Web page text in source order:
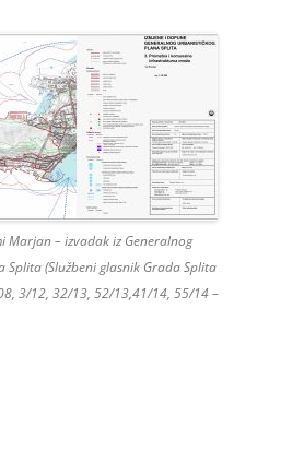
Marjan – izvadak iz Generalnog
Splita (Službeni glasnik Grada Splita
3/12, 32/13, 52/13,41/14, 55/14 –